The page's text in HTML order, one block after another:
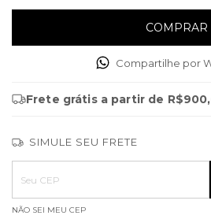
Compartilhe por
Frete grátis a partir de
SIMULE SEU FRETE
Entregas para o CEP:
NÃO SEI MEU CEP